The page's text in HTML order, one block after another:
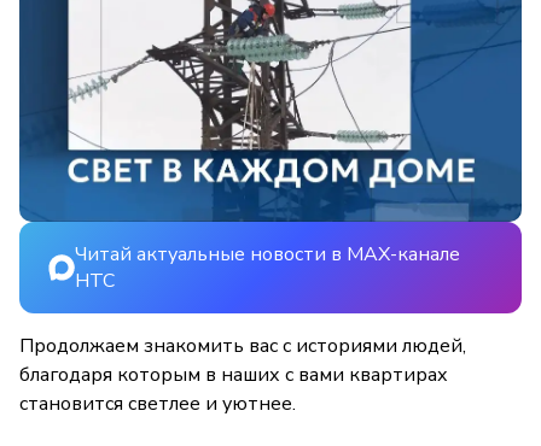
Читай актуальные новости в MAX-канале
НТС
Продолжаем знакомить вас с историями людей,
благодаря которым в наших с вами квартирах
становится светлее и уютнее.